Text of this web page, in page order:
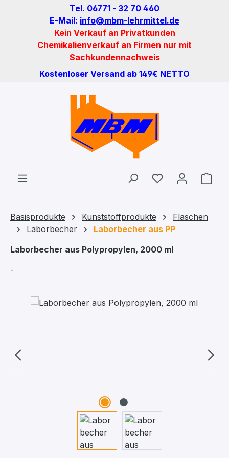
Zum Hauptinhalt springenTel. 06771 - 32 70 460
E-Mail: info@mbm-lehrmittel.de
Kein Verkauf an Privatkunden
Chemikalienverkauf an Firmen nur mit
Sachkundennachweis
Kostenloser Versand ab 149€ NETTO
Du hast 0
Basisprodukte Kunststoffprodukte
Flaschen
Laborbecher
Laborbecher aus PP
Laborbecher aus Polypropylen, 2000 ml
-
Bildergalerie überspringen